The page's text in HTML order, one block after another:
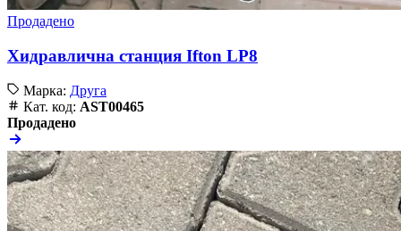
Продадено
Хидравлична станция Ifton LP8
Марка: Друга
Кат. код: AST00465
Продадено